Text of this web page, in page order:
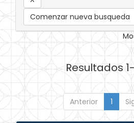
Comenzar nueva busqueda
Resultados 1-
Anterior 1